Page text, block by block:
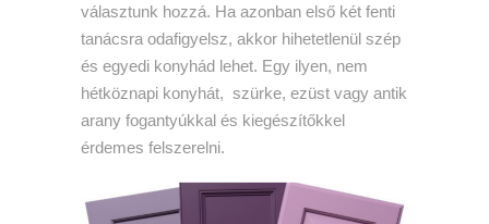
választunk hozzá. Ha azonban első két fenti
tanácsra odafigyelsz, akkor hihetetlenül szép
és egyedi konyhád lehet. Egy ilyen, nem
hétköznapi konyhát, szürke, ezüst vagy antik
arany fogantyúkkal és kiegészítőkkel
érdemes felszerelni.